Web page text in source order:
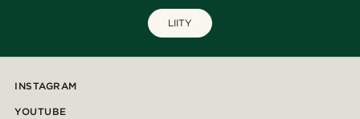
LIITY
INSTAGRAM
YOUTUBE